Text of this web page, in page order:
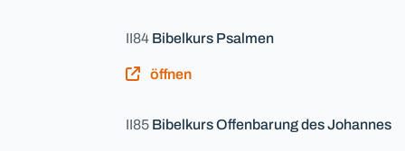
II84 Bibelkurs Psalmen
öffnen
II85 Bibelkurs Offenbarung des Johannes